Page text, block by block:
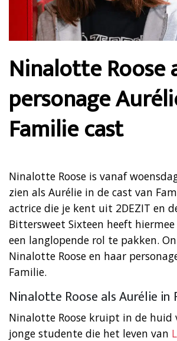
Ninalotte Roose
personage
Familie cast
Ninalotte Roose is vanaf
zien als Aurélie in de cast van
actrice die je kent uit 2DEZIT en
Bittersweet Sixteen heeft
een langlopende rol te pakken.
Ninalotte Roose en haar
Familie.
Ninalotte Roose als Aurélie in
Ninalotte Roose kruipt in de huid
jonge studente die het leven van